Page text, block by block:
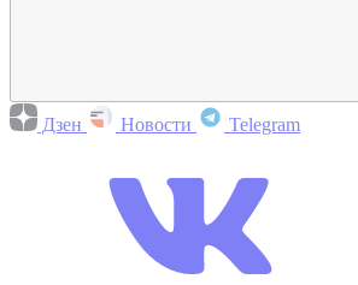
Дзен Новости Telegram